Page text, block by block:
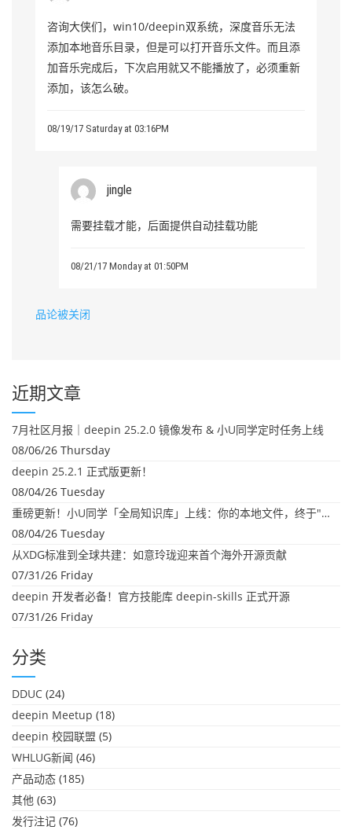
咨询大侠们，win10/deepin双系统，深度音乐无法
添加本地音乐目录，但是可以打开音乐文件。而且添
加音乐完成后，下次启用就又不能播放了，必须重新
添加，该怎么破。
08/19/17 Saturday at 03:16PM
jingle
需要挂载才能，后面提供自动挂载功能
08/21/17 Monday at 01:50PM
品论被关闭
近期文章
7月社区月报｜deepin 25.2.0 镜像发布 & 小U同学定时任务上线
08/06/26 Thursday
deepin 25.2.1 正式版更新！
08/04/26 Tuesday
重磅更新！小U同学「全局知识库」上线：你的本地文件，终于"活"起来了
08/04/26 Tuesday
从XDG标准到全球共建：如意玲珑迎来首个海外开源贡献
07/31/26 Friday
deepin 开发者必备！官方技能库 deepin-skills 正式开源
07/31/26 Friday
分类
DDUC (24)
deepin Meetup (18)
deepin 校园联盟 (5)
WHLUG新闻 (46)
产品动态 (185)
其他 (63)
发行注记 (76)